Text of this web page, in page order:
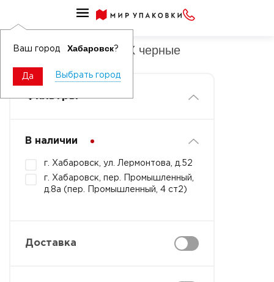
Ваш город Хабаровск?
Да Выбрать город
Перчатки Х/Б без ПВХ черные
Фильтры
В наличии
г. Хабаровск, ул. Лермонтова, д.52
г. Хабаровск, пер. Промышленный,
д.8а (пер. Промышленный, 4 ст2)
Доставка